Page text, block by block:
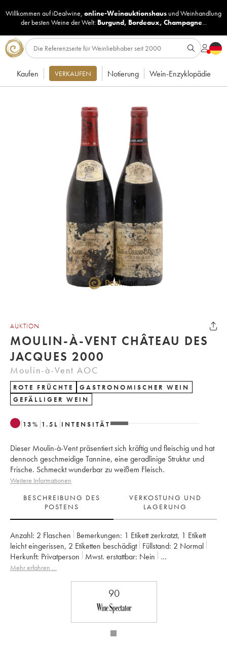
Willkommen auf iDealwine, online-Weinauktionshaus undWeinhandlung
der besten Weine der Welt: Burgund, Bordeaux, Champagne...
Kaufen VERKAUFEN Notierung Wein-Enzyklopädie
AUKTION
MOULIN-À-VENT CHÂTEAU DES
JACQUES 2000
Moulin-à-Vent AOC
ROTE FRÜCHTE
GASTRONOMISCHER WEIN
GEFÄLLIGER WEIN
13% 1.5 L INTENSITÄT
Dieser Moulin-à-Vent präsentiert sich kräftig und fleischig und hat
dennoch geschmeidige Tannine, eine geradlinige Struktur und
Frische. Schmeckt wunderbar zu weißem Fleisch.
Weitere Informationen
BESCHREIBUNG DES
POSTENS
VERKOSTUNG UND
LAGERUNG
Anzahl: 2 Flaschen Bemerkungen: 1 Etikett zerkratzt, 1 Etikett
leicht eingerissen, 2 Etiketten beschädigt Füllstand: 2 Normal
Herkunft:
privatperson Mwst. erstattbar:
nein
Region: Beaujolais
Mehr erfahren …
90